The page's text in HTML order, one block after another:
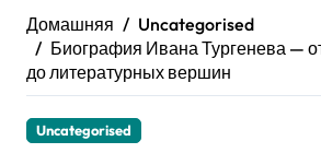
Домашняя
Uncategorised
Биография Ивана Тургенева —
до литературных вершин
Uncategorised